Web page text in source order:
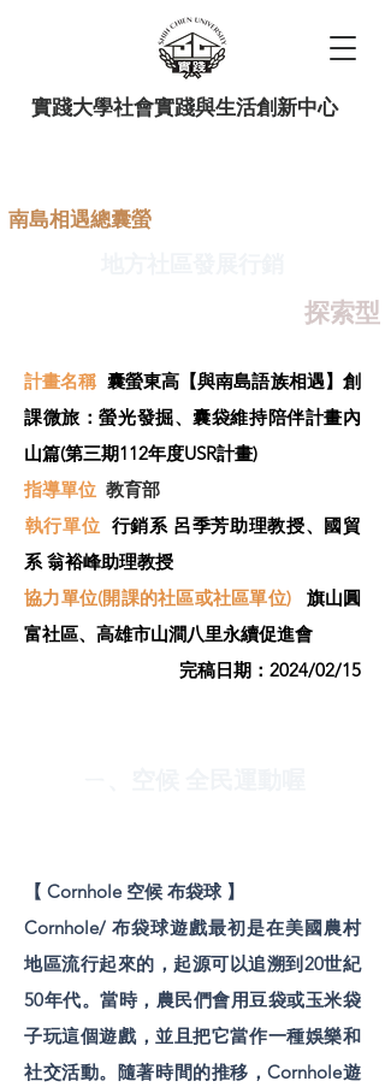
實踐大學社會實踐與生活創新中心
南島相遇總囊螢
探索型
計畫名稱 囊螢東高【與南島語族相遇】創
課微旅：螢光發掘、囊袋維持陪伴計畫內
山篇(第三期112年度USR計畫)
指導單位 教育部
​執行單位 行銷系 呂季芳助理教授、國貿
系 翁裕峰助理教授
協力單位(開課的社區或社區單位) 旗山圓
富社區、高雄市山澗八里永續促進會
​完稿日期：2024/02/15
【 Cornhole 空候 布袋球 】
Cornhole/ 布袋球遊戲最初是在美國農村
地區流行起來的，起源可以追溯到20世紀
50年代。當時，農民們會用豆袋或玉米袋
子玩這個遊戲，並且把它當作一種娛樂和
社交活動。隨著時間的推移，Cornhole遊